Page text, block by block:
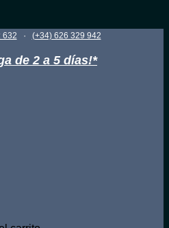
632 · (+34) 626 329 942
de 2 a 5 días!*